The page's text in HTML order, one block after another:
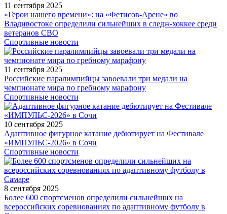
11 сентября 2025
«Герои нашего времени»: на «Фетисов-Арене» во
Владивостоке определили сильнейших в следж-хоккее среди
ветеранов СВО
Спортивные новости
11 сентября 2025
Российские паралимпийцы завоевали три медали на
чемпионате мира по гребному марафону
Спортивные новости
10 сентября 2025
Адаптивное фигурное катание дебютирует на Фестивале
«ИМПУЛЬС-2026» в Сочи
Спортивные новости
8 сентября 2025
Более 600 спортсменов определили сильнейших на
всероссийских соревнованиях по адаптивному футболу в